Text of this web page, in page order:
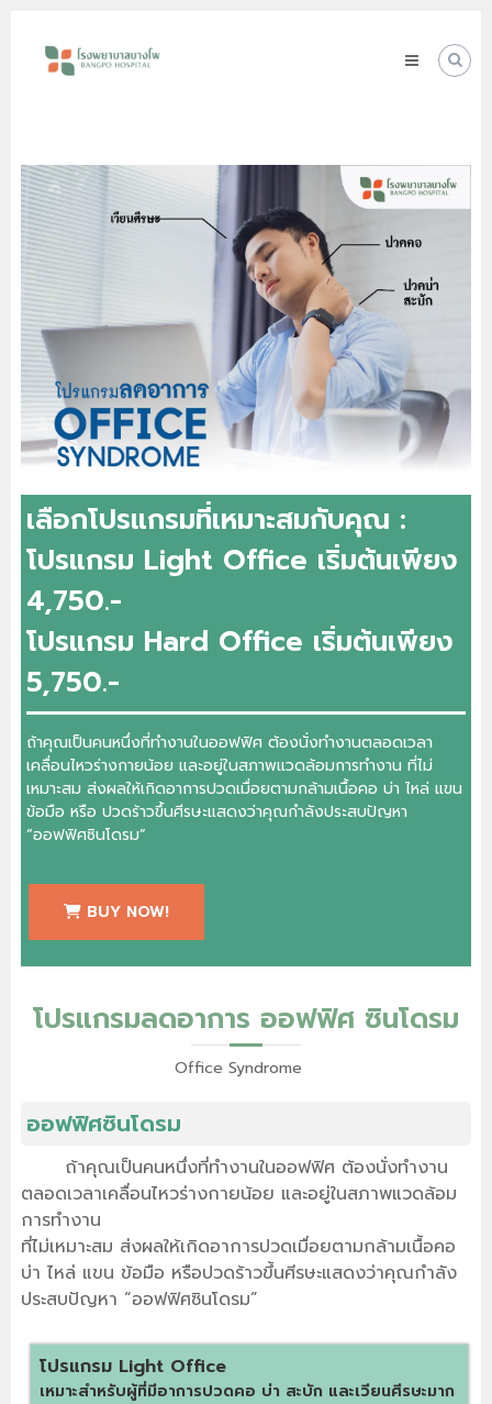
contentพยาบาล
Good
Health
เลือกโปรแกรมที่เหมาะสมกับคุณ :
โปรแกรม Light Office เริ่มต้นเพียง
4,750.-
โปรแกรม Hard Office เริ่มต้นเพียง
5,750.-
ถ้าคุณเป็นคนหนึ่งที่ทำงานในออฟฟิศ ต้องนั่งทำงานตลอดเวลา
เคลื่อนไหวร่างกายน้อย และอยู่ในสภาพแวดล้อมการทำงาน ที่ไม่
เหมาะสม ส่งผลให้เกิดอาการปวดเมื่อยตามกล้ามเนื้อคอ บ่า ไหล่ แขน
ข้อมือ หรือ ปวดร้าวขึ้นศีรษะแสดงว่าคุณกำลังประสบปัญหา
“ออฟฟิศซินโดรม”
BUY NOW!
โปรแกรมลดอาการ ออฟฟิศ ซินโดรม
Office Syndrome
ออฟฟิศซินโดรม
ถ้าคุณเป็นคนหนึ่งที่ทำงานในออฟฟิศ ต้องนั่งทำงาน
ตลอดเวลาเคลื่อนไหวร่างกายน้อย และอยู่ในสภาพแวดล้อม
การทำงาน
ที่ไม่เหมาะสม ส่งผลให้เกิดอาการปวดเมื่อยตามกล้ามเนื้อคอ
บ่า ไหล่ แขน ข้อมือ หรือปวดร้าวขึ้นศีรษะแสดงว่าคุณกำลัง
ประสบปัญหา “ออฟฟิศซินโดรม”
โปรแกรม Light Office
เหมาะสำหรับผู้ที่มีอาการปวดคอ บ่า สะบัก และเวียนศีรษะมาก